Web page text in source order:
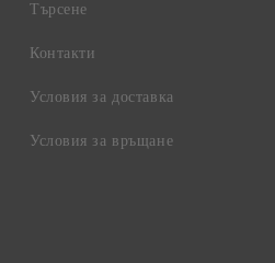
Търсене
Контакти
Условия за доставка
Условия за връщане